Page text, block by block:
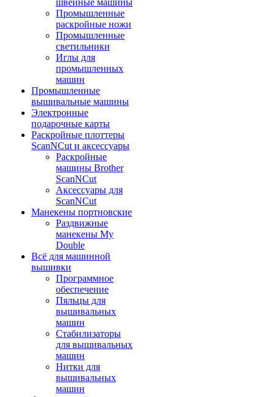
швейные машины
Промышленные
раскройные ножи
Промышленные
светильники
Иглы для
промышленных
машин
Промышленные
вышивальные машины
Электронные
подарочные карты
Раскройные плоттеры
ScanNCut и аксессуары
Раскройные
машины Brother
ScanNCut
Аксессуары для
ScanNCut
Манекены портновские
Раздвижные
манекены My
Double
Всё для машинной
вышивки
Программное
обеспечение
Пяльцы для
вышивальных
машин
Стабилизаторы
для вышивальных
машин
Нитки для
вышивальных
машин